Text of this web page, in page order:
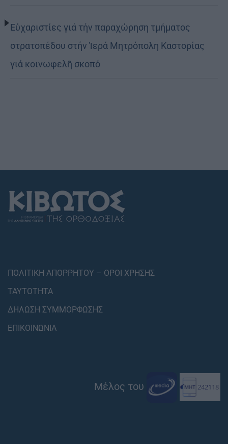
Εὐχαριστίες γιά τήν παραχώρηση τμήματος
στρατοπέδου στήν Ἱερά Μητρόπολη Καστορίας
γιά κοινωφελῆ σκοπό
ΠΟΛΙΤΙΚΗ ΑΠΟΡΡΗΤΟΥ – ΟΡΟΙ ΧΡΗΣΗΣ
ΤΑΥΤΟΤΗΤΑ
ΔΗΛΩΣΗ ΣΥΜΜΟΡΦΩΣΗΣ
ΕΠΙΚΟΙΝΩΝΙΑ
Μέλος του